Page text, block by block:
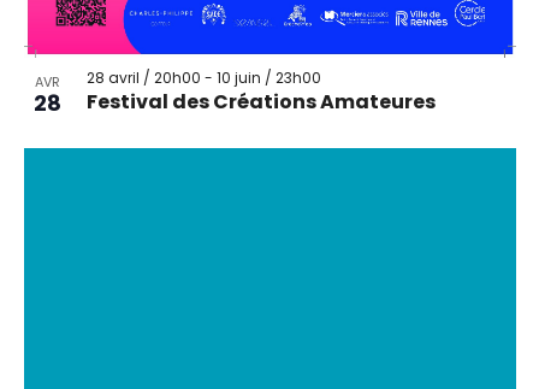
AVR
28 Festival des Créations Amateures
28 avril / 20h00 - 10 juin / 23h00